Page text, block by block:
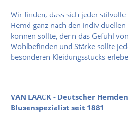
Wir finden, dass sich jeder
Hemd ganz nach den individuellen
können sollte, denn das Gefühl
Wohlbefinden und Stärke sollte
besonderen Kleidungsstücks
VAN LAACK - Deutscher
Blusenspezialist seit 1881